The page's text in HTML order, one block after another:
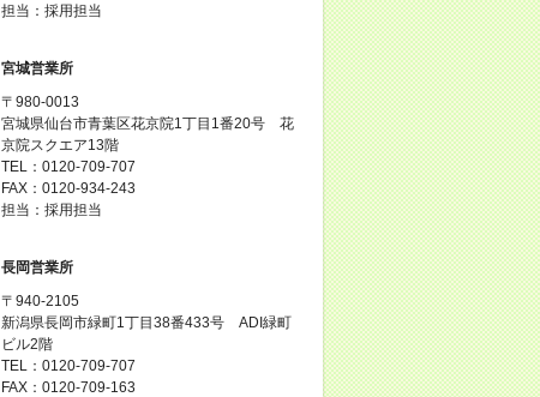
担当：採用担当
宮城営業所
〒980-0013
宮城県仙台市青葉区花京院1丁目1番20号 花
京院スクエア13階
TEL：0120-709-707
FAX：0120-934-243
担当：採用担当
長岡営業所
〒940-2105
新潟県長岡市緑町1丁目38番433号 ADI緑町
ビル2階
TEL：0120-709-707
FAX：0120-709-163